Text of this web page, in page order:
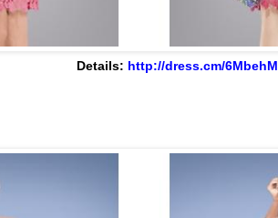
Details: http://dress.cm/6MbehM